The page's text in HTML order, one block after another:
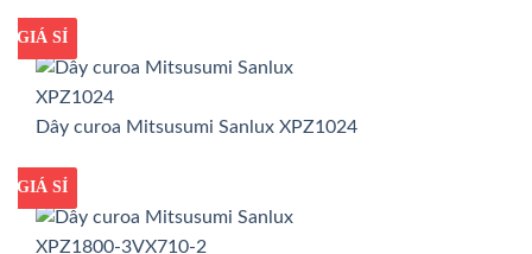
GIÁ TỐT
GIÁ SỈ
Dây curoa Mitsusumi Sanlux XPZ1024
GIÁ TỐT
GIÁ SỈ